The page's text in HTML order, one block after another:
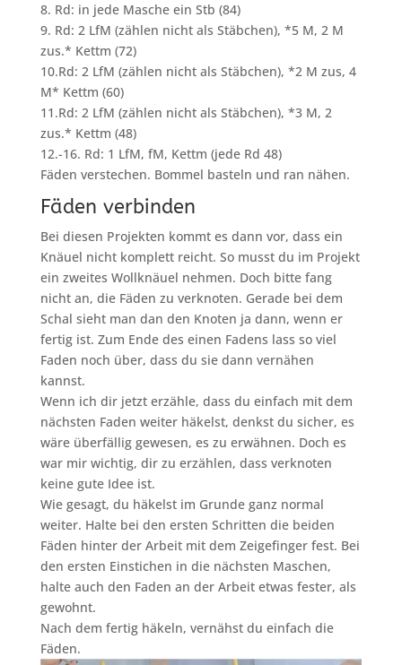
8. Rd: in jede Masche ein Stb (84)
9. Rd: 2 LfM (zählen nicht als Stäbchen), *5 M, 2 M
zus.* Kettm (72)
10.Rd: 2 LfM (zählen nicht als Stäbchen), *2 M zus, 4
M* Kettm (60)
11.Rd: 2 LfM (zählen nicht als Stäbchen), *3 M, 2
zus.* Kettm (48)
12.-16. Rd: 1 LfM, fM, Kettm (jede Rd 48)
Fäden verstechen. Bommel basteln und ran nähen.
Fäden verbinden
Bei diesen Projekten kommt es dann vor, dass ein
Knäuel nicht komplett reicht. So musst du im Projekt
ein zweites Wollknäuel nehmen. Doch bitte fang
nicht an, die Fäden zu verknoten. Gerade bei dem
Schal sieht man dan den Knoten ja dann, wenn er
fertig ist. Zum Ende des einen Fadens lass so viel
Faden noch über, dass du sie dann vernähen
kannst.
Wenn ich dir jetzt erzähle, dass du einfach mit dem
nächsten Faden weiter häkelst, denkst du sicher, es
wäre überfällig gewesen, es zu erwähnen. Doch es
war mir wichtig, dir zu erzählen, dass verknoten
keine gute Idee ist.
Wie gesagt, du häkelst im Grunde ganz normal
weiter. Halte bei den ersten Schritten die beiden
Fäden hinter der Arbeit mit dem Zeigefinger fest. Bei
den ersten Einstichen in die nächsten Maschen,
halte auch den Faden an der Arbeit etwas fester, als
gewohnt.
Nach dem fertig häkeln, vernähst du einfach die
Fäden.